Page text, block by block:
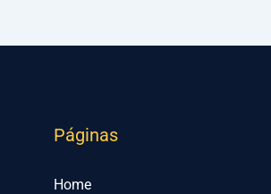
Páginas
Home